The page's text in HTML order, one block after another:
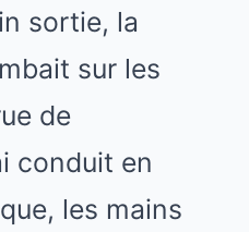
sortie, la
sur les
de
conduit en
les mains